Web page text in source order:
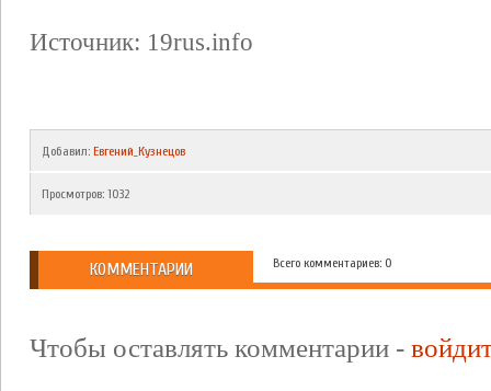
Источник: 19rus.info
Добавил: Евгений_Кузнецов
Просмотров: 1032
КОММЕНТАРИИ Всего комментариев: 0
Чтобы оставлять комментарии -